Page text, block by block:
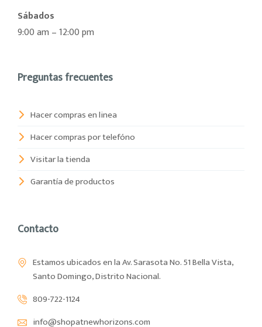
Sábados
9:00 am – 12:00 pm
Preguntas frecuentes
Hacer compras en linea
Hacer compras por telefóno
Visitar la tienda
Garantía de productos
Contacto
Estamos ubicados en la Av. Sarasota No. 51 Bella Vista,
Santo Domingo, Distrito Nacional.
809-722-1124
info@shopatnewhorizons.com